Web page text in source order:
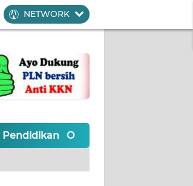
NETWORK
Pendidikan Olahraga